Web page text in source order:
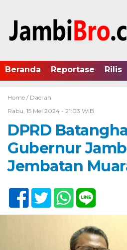
Beranda Reportase Rilis
Home / Daerah
Rabu, 15 Mei 2024 - 21:03 WIB
DPRD
Gubernur
Jembatan